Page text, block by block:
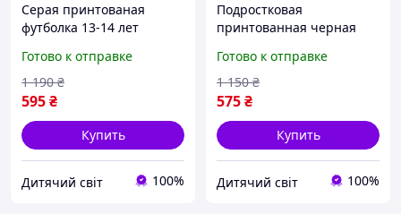
Серая принтованая
футболка 13-14 лет
мальчика подростка,
детские стильные
хлопковые футболки с
надписью
Готово к отправке
595₴
1 190 ₴
Купить
Дитячий світ 100%
Подростковая
принтованная черная
мальчика, детские летние
стильные футболки с
надписями Турция
Готово к отправке
575₴
1 150 ₴
Купить
Дитячий світ 100%